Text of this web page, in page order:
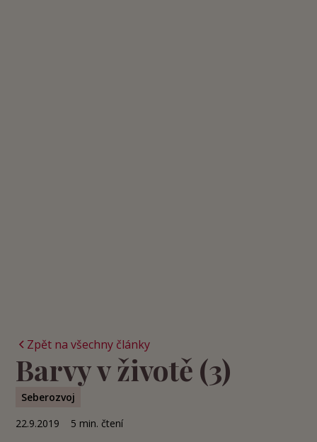
Zpět na všechny články
Barvy v životě (3)
Seberozvoj
22.9.2019
5 min. čtení